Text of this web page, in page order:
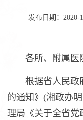
发布日期：2020-
各所、附属医院
根据省人民政府
的通知》(湘政办
理局《关于全省党